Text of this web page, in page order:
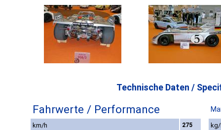
Technische Daten /
Fahrwerte / Performance
km/h 275